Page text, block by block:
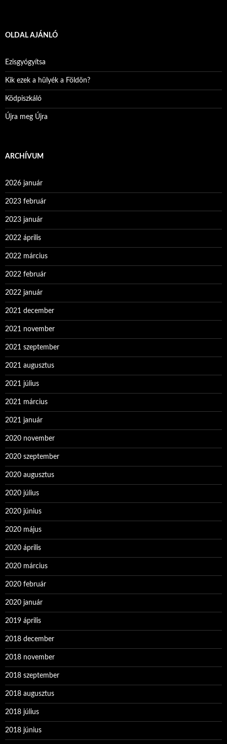
OLDAL AJÁNLÓ
Ezisgyógyítsa
Kik ezek a hülyék a Földön?
Ködpiszkáló
Újra meg Újra
ARCHÍVUM
2026 január
2023 február
2023 január
2022 április
2022 március
2022 február
2022 január
2021 december
2021 november
2021 szeptember
2021 augusztus
2021 július
2021 március
2021 január
2020 november
2020 szeptember
2020 augusztus
2020 július
2020 június
2020 május
2020 április
2020 március
2020 február
2020 január
2019 április
2018 december
2018 november
2018 szeptember
2018 augusztus
2018 július
2018 június